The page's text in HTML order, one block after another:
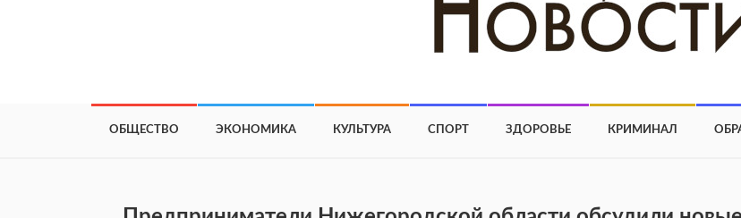
ОБЩЕСТВО ЭКОНОМИКА КУЛЬТУРА СПОРТ ЗДОРОВЬЕ КРИМИНАЛ